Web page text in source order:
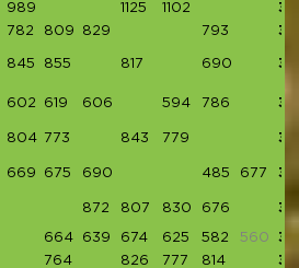
989 1125 1102
782 809 829 793
845 855 817 690
602 619 606 594 786
804 773 843 779
669 675 690 485 677
872 807 830 676
664 639 674 625 582 560
764 826 777 814